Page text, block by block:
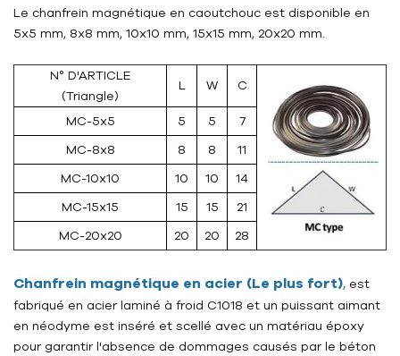
Le chanfrein magnétique en caoutchouc est disponible en
5x5 mm, 8x8 mm, 10x10 mm, 15x15 mm, 20x20 mm.
N° D'ARTICLE
(Triangle)
L W C
MC-5x5 5 5
7
MC-8x8
8 8
11
MC-10x10
10 10
14
MC-15x15
15 15
21
MC-20x20
20 20 28
Chanfrein magnétique en acier (Le plus fort), est
fabriqué en acier laminé à froid C1018 et un puissant aimant
en néodyme est inséré et scellé avec un matériau époxy
pour garantir l'absence de dommages causés par le béton